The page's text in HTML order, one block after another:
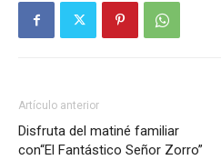
Artículo anterior
Disfruta del matiné familiar
con“El Fantástico Señor Zorro”